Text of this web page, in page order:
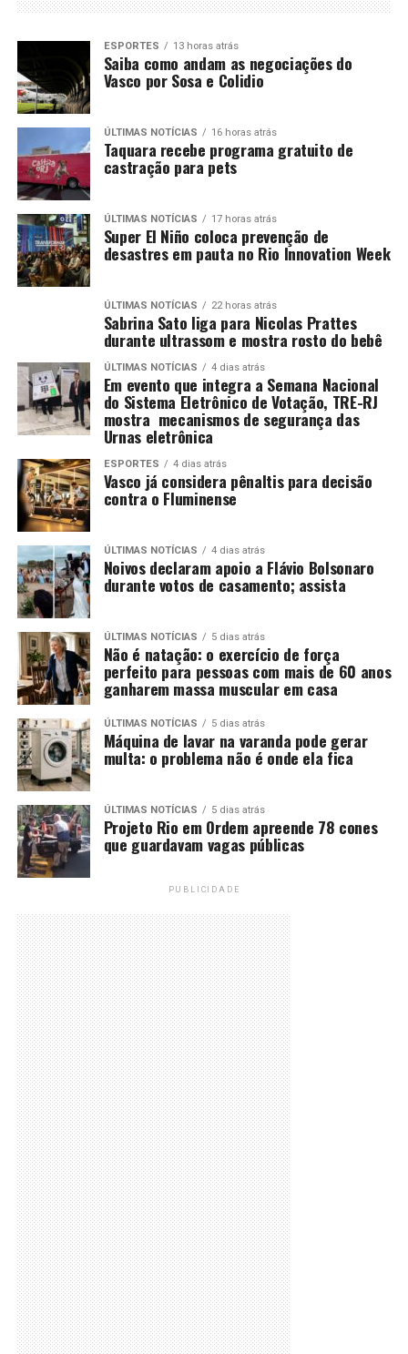
ESPORTES 13 horas atrás
Saiba como andam as negociações do
Vasco por Sosa e Colidio
ÚLTIMAS NOTÍCIAS 16 horas atrás
Taquara recebe programa gratuito de
castração para pets
ÚLTIMAS NOTÍCIAS 17 horas atrás
Super El Niño coloca prevenção de
desastres em pauta no Rio Innovation Week
ÚLTIMAS NOTÍCIAS 22 horas atrás
Sabrina Sato liga para Nicolas Prattes
durante ultrassom e mostra rosto do bebê
ÚLTIMAS NOTÍCIAS 4 dias atrás
Em evento que integra a Semana Nacional
do Sistema Eletrônico de Votação, TRE-RJ
mostra mecanismos de segurança das
Urnas eletrônica
ESPORTES 4 dias atrás
Vasco já considera pênaltis para decisão
contra o Fluminense
ÚLTIMAS NOTÍCIAS 4 dias atrás
Noivos declaram apoio a Flávio Bolsonaro
durante votos de casamento; assista
ÚLTIMAS NOTÍCIAS 5 dias atrás
Não é natação: o exercício de força
perfeito para pessoas com mais de 60 anos
ganharem massa muscular em casa
ÚLTIMAS NOTÍCIAS 5 dias atrás
Máquina de lavar na varanda pode gerar
multa: o problema não é onde ela fica
ÚLTIMAS NOTÍCIAS 5 dias atrás
Projeto Rio em Ordem apreende 78 cones
que guardavam vagas públicas
PUBLICIDADE